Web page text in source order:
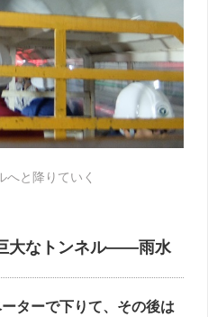
と降りていく
大なトンネル――雨水
ターで下りて、その後は